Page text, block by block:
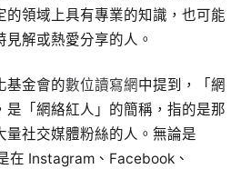
的領域上具有專業的知識，也可能
解或熱愛分享的人。
基金會的數位讀寫網 中提到，「網
是「網絡紅人」的簡稱，指的是那
量社交媒體粉絲的人。無論是
在 Instagram、Facebook、